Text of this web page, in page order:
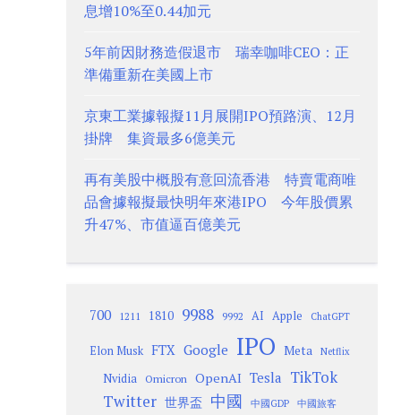
息增10%至0.44加元
5年前因財務造假退市 瑞幸咖啡CEO：正
準備重新在美國上市
京東工業據報擬11月展開IPO預路演、12月
掛牌 集資最多6億美元
再有美股中概股有意回流香港 特賣電商唯
品會據報擬最快明年來港IPO 今年股價累
升47%、市值逼百億美元
700 1211 1810 9988 9992 AI Apple ChatGPT
Elon Musk FTX Google IPO Meta Netflix
Nvidia Omicron OpenAI Tesla TikTok
Twitter 世界盃 中國 中國GDP 中國旅客